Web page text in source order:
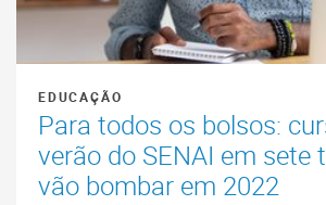
EDUCAÇÃO
Para todos os bolsos:
verão do SENAI em sete
vão bombar em 2022